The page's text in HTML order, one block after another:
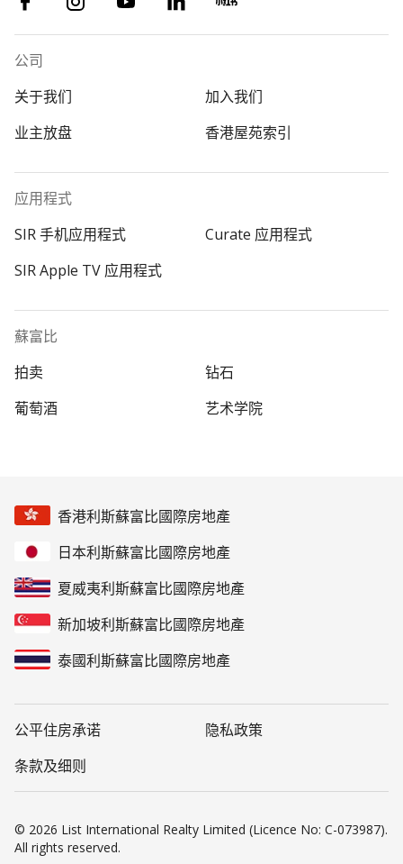
公司
关于我们
加入我们
业主放盘
香港屋苑索引
应用程式
SIR 手机应用程式
Curate 应用程式
SIR Apple TV 应用程式
蘇富比
拍卖
钻石
葡萄酒
艺术学院
香港利斯蘇富比國際房地產
日本利斯蘇富比國際房地產
夏威夷利斯蘇富比國際房地產
新加坡利斯蘇富比國際房地產
泰國利斯蘇富比國際房地產
公平住房承诺
隐私政策
条款及细则
© 2026 List International Realty Limited (Licence No: C-073987).
All rights reserved.